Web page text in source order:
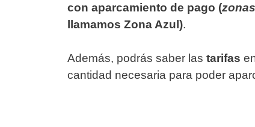
con aparcamiento de pago (
llamamos Zona Azul).
Además, podrás saber las tarifas
cantidad necesaria para poder